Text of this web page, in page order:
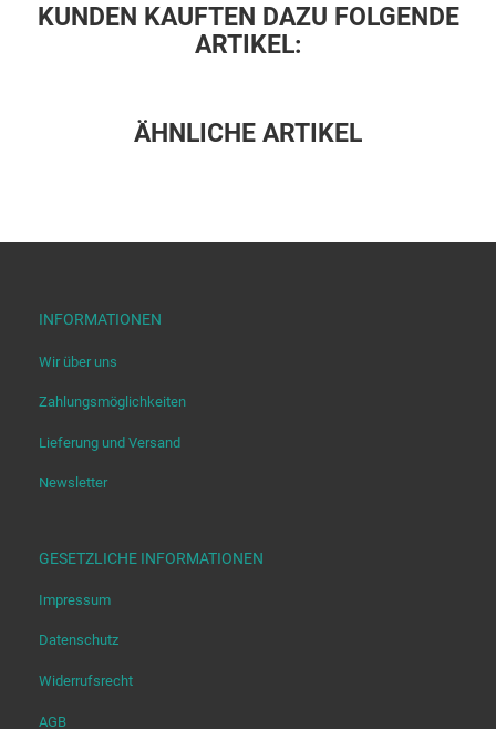
KUNDEN KAUFTEN DAZU FOLGENDE
ARTIKEL:
ÄHNLICHE ARTIKEL
INFORMATIONEN
Wir über uns
Zahlungsmöglichkeiten
Lieferung und Versand
Newsletter
GESETZLICHE INFORMATIONEN
Impressum
Datenschutz
Widerrufsrecht
AGB